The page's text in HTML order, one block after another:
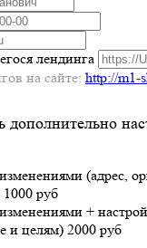
лендинга
на сайте: http://m1-
дополнительно
(адрес,
1000 руб
+
и целям) 2000 руб